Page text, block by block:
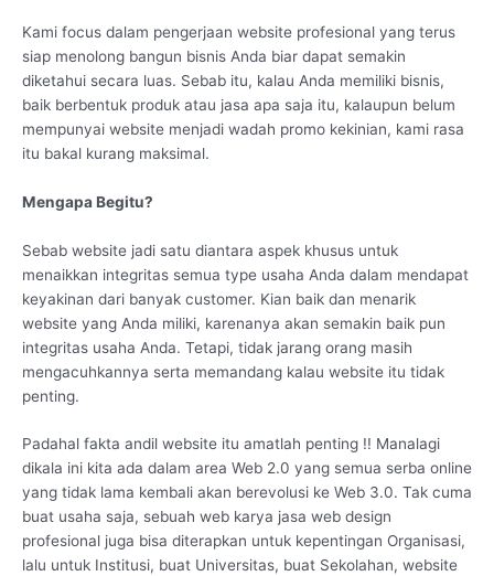
Kami focus dalam pengerjaan website profesional yang terus
siap menolong bangun bisnis Anda biar dapat semakin
diketahui secara luas. Sebab itu, kalau Anda memiliki bisnis,
baik berbentuk produk atau jasa apa saja itu, kalaupun belum
mempunyai website menjadi wadah promo kekinian, kami rasa
itu bakal kurang maksimal.
Mengapa Begitu?
Sebab website jadi satu diantara aspek khusus untuk
menaikkan integritas semua type usaha Anda dalam mendapat
keyakinan dari banyak customer. Kian baik dan menarik
website yang Anda miliki, karenanya akan semakin baik pun
integritas usaha Anda. Tetapi, tidak jarang orang masih
mengacuhkannya serta memandang kalau website itu tidak
penting.
Padahal fakta andil website itu amatlah penting !! Manalagi
dikala ini kita ada dalam area Web 2.0 yang semua serba online
yang tidak lama kembali akan berevolusi ke Web 3.0. Tak cuma
buat usaha saja, sebuah web karya jasa web design
profesional juga bisa diterapkan untuk kepentingan Organisasi,
lalu untuk Institusi, buat Universitas, buat Sekolahan, website